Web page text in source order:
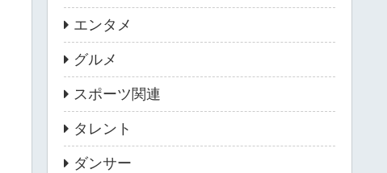
エンタメ
グルメ
スポーツ関連
タレント
ダンサー